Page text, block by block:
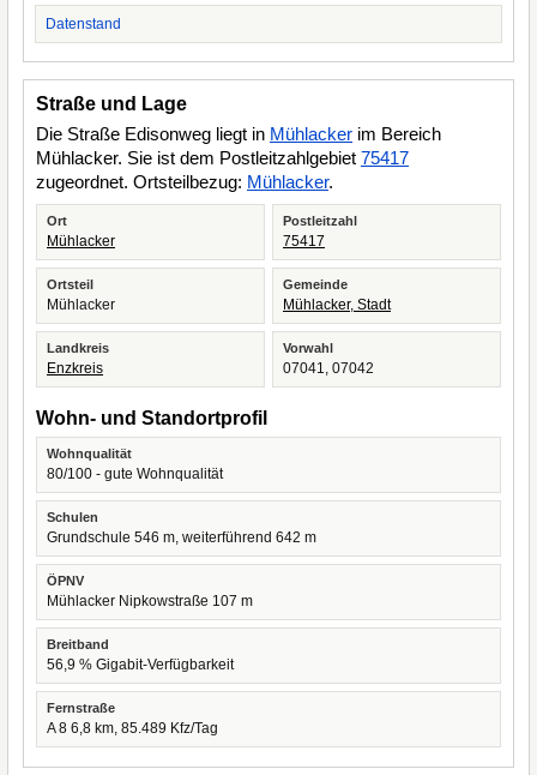
Datenstand
Straße und Lage
Die Straße Edisonweg liegt in Mühlacker im Bereich
Mühlacker. Sie ist dem Postleitzahlgebiet 75417
zugeordnet. Ortsteilbezug: Mühlacker.
Ort
Mühlacker
Postleitzahl
75417
Ortsteil
Mühlacker
Gemeinde
Mühlacker, Stadt
Landkreis
Enzkreis
Vorwahl
07041, 07042
Wohn- und Standortprofil
Wohnqualität
80/100 - gute Wohnqualität
Schulen
Grundschule 546 m, weiterführend 642 m
ÖPNV
Mühlacker Nipkowstraße 107 m
Breitband
56,9 % Gigabit-Verfügbarkeit
Fernstraße
A 8 6,8 km, 85.489 Kfz/Tag